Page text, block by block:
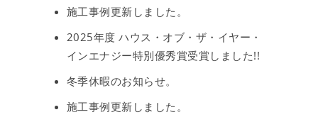
施工事例更新しました。
2025年度 ハウス・オブ・ザ・イヤー・
インエナジー特別優秀賞受賞しました!!
冬季休暇のお知らせ。
施工事例更新しました。